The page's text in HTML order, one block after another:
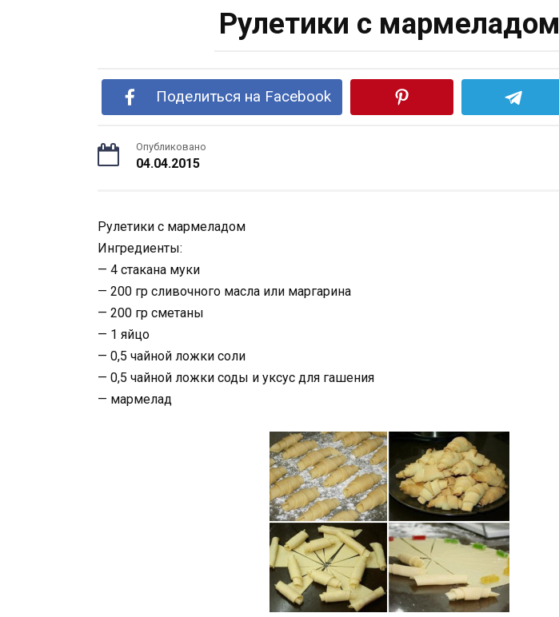
Рулетики с мармеладом
Поделиться на Facebook
Опубликовано
04.04.2015
Рулетики с мармеладом
Ингредиенты:
— 4 стакана муки
— 200 гр сливочного масла или маргарина
— 200 гр сметаны
— 1 яйцо
— 0,5 чайной ложки соли
— 0,5 чайной ложки соды и уксус для гашения
— мармелад